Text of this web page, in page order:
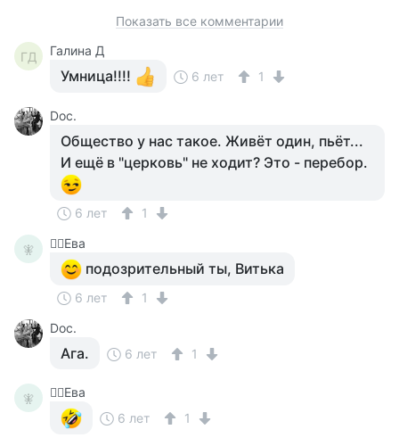
Показать все комментарии
ГД Галина Д
Умница!!!! 6 лет 1
Doc.
Общество у нас такое. Живёт один, пьёт...
И ещё в "церковь" не ходит? Это - перебор.
6 лет 1
🧚‍ 🧚‍♀️Ева
подозрительный ты, Витька
6 лет
1
Doc.
Ага. 6 лет 1
🧚‍
🧚‍♀️Ева
6 лет
1